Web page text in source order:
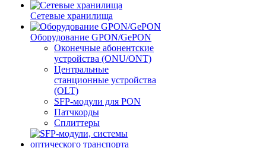
Сетевые хранилища
Оборудование GPON/GePON
Оконечные абонентские
устройства (ONU/ONT)
Центральные
станционные устройства
(OLT)
SFP-модули для PON
Патчкорды
Сплиттеры